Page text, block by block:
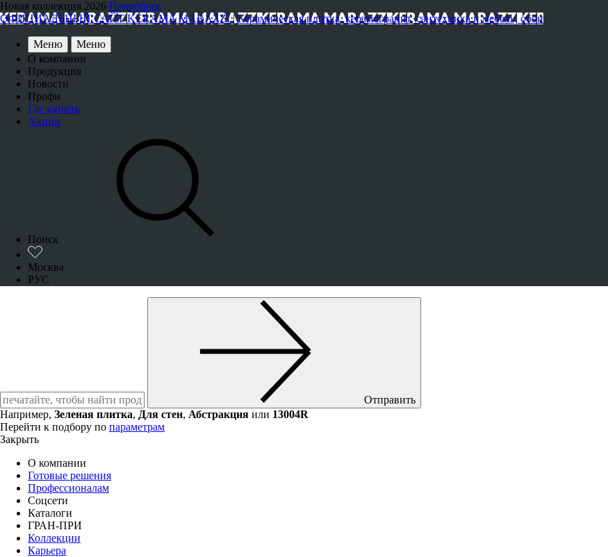
Новая коллекция 2026 Подробнее
ОФИЦИАЛЬНЫЙ САЙТ KERAMA MARAZZI | Керамическая плитка, керамогранит, сантехника и мебель, обои
Меню
Меню
О компании
Продукция
Новости
Профи
Где купить
Акции
Поиск
Москва
РУС
Отправить
Например, Зеленая плитка, Для стен, Абстракция или 13004R
Перейти к подбору по параметрам
Закрыть
О компании
Готовые решения
Профессионалам
Соцсети
Каталоги
ГРАН-ПРИ
Коллекции
Карьера